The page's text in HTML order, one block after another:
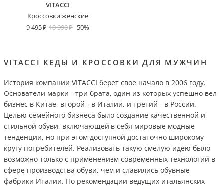
VITACCI
Кроссовки женские
9 495
18 990 -50%
VITACCI КЕДЫ И КРОССОВКИ ДЛЯ МУЖЧИН
История компании VITACCI берет свое начало в 2006 году.
Основатели марки - три брата, один из которых успешно вел
бизнес в Китае, второй - в Италии, и третий - в России.
Целью семейного бизнеса было создание качественной и
стильной обуви, включающей в себя мировые модные
тенденции, но при этом доступной достаточно широкому
кругу потребителей. Реализовать такую смелую идею было
возможно только с применением современных технологий в
сфере производства обуви, чем и славились обувные
фабрики Италии. По рекомендации ведущих итальянских